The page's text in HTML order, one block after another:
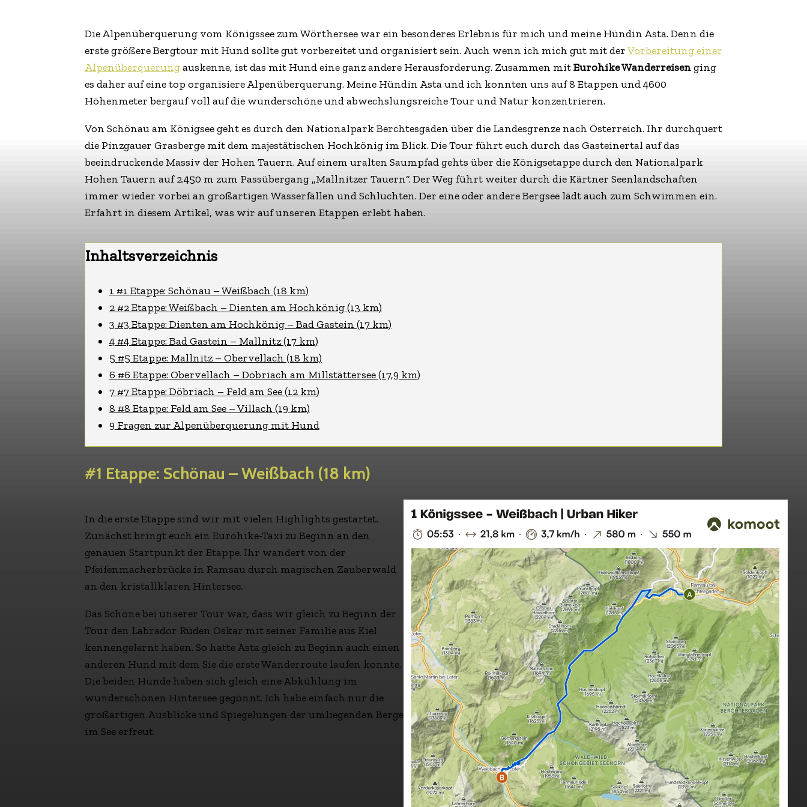
Die Alpenüberquerung vom Königssee zum Wörthersee war ein besonderes Erlebnis für mich und meine Hündin Asta. Denn die
erste größere Bergtour mit Hund sollte gut vorbereitet und organisiert sein. Auch wenn ich mich gut mit derVorbereitung einer
Alpenüberquerungauskenne, ist das mit Hund eine ganz andere Herausforderung. Zusammen mitEurohike Wanderreisenging
es daher auf eine top organisiere Alpenüberquerung. Meine Hündin Asta und ich konnten uns auf 8 Etappen und 4600
Höhenmeter bergauf voll auf die wunderschöne und abwechslungsreiche Tour und Natur konzentrieren.
Von Schönau am Königsee geht es durch den Nationalpark Berchtesgaden über die Landesgrenze nach Österreich. Ihr durchquert
die Pinzgauer Grasberge mit dem majestätischen Hochkönig im Blick. Die Tour führt euch durch das Gasteinertal auf das
beeindruckende Massiv der Hohen Tauern. Auf einem uralten Saumpfad gehts über die Königsetappe durch den Nationalpark
Hohen Tauern auf 2.450 m zum Passübergang „Mallnitzer Tauern“. Der Weg führt weiter durch die Kärtner Seenlandschaften
immer wieder vorbei an großartigen Wasserfällen und Schluchten. Der eine oder andere Bergsee lädt auch zum Schwimmen ein.
Erfahrt in diesem Artikel, was wir auf unseren Etappen erlebt haben.
Inhaltsverzeichnis
1 #1 Etappe: Schönau – Weißbach (18 km)
2 #2 Etappe: Weißbach – Dienten am Hochkönig (13 km)
3 #3 Etappe: Dienten am Hochkönig – Bad Gastein (17 km)
4 #4 Etappe: Bad Gastein – Mallnitz (17 km)
5 #5 Etappe: Mallnitz – Obervellach (18 km)
6 #6 Etappe: Obervellach – Döbriach am Millstättersee (17,9 km)
7 #7 Etappe: Döbriach – Feld am See (12 km)
8 #8 Etappe: Feld am See – Villach (19 km)
9 Fragen zur Alpenüberquerung mit Hund
#1 Etappe: Schönau – Weißbach (18 km)
In die erste Etappe sind wir mit vielen Highlights gestartet.
Zunächst bringt euch ein Eurohike-Taxi zu Beginn an den
genauen Startpunkt der Etappe. Ihr wandert von der
Pfeifenmacherbrücke in Ramsau durch magischen Zauberwald
an den kristallklaren Hintersee.
Das Schöne bei unserer Tour war, dass wir gleich zu Beginn der
Tour den Labrador Rüden Oskar mit seiner Familie aus Kiel
kennengelernt haben. So hatte Asta gleich zu Beginn auch einen
anderen Hund mit dem Sie die erste Wanderroute laufen konnte.
Die beiden Hunde haben sich gleich eine Abkühlung im
wunderschönen Hintersee gegönnt. Ich habe einfach nur die
großartigen Ausblicke und Spiegelungen der umliegenden Berge
im See erfreut.